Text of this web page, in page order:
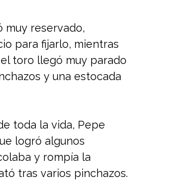
muy reservado,
para fijarlo, mientras
toro llegó muy parado
y una estocada
toda la vida, Pepe
logró algunos
y rompía la
tras varios pinchazos.